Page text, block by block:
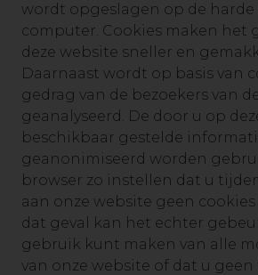
wordt opgeslagen op de harde
computer. Cookies maken het
deze website sneller en
Daarnaast wordt op basis van
gedrag van de bezoekers van
geanalyseerd. De door u op
beschikbaar gestelde
geanonimiseerd worden
browser zo instellen dat u
aan onze website geen
dat geval kan het echter
gebruik kunt maken van alle
van onze website of dat u